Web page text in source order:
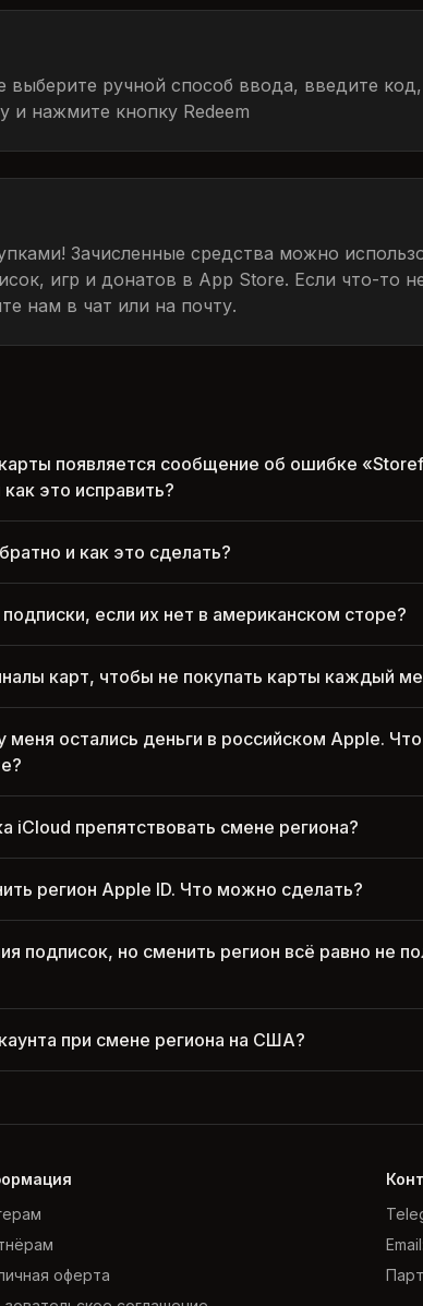
выберите ручной способ ввода, введите
и нажмите кнопку Redeem
Зачисленные средства можно
игр и донатов в App Store. Если что-то
нам в чат или на почту.
появляется сообщение об ошибке
это исправить?
и как это сделать?
если их нет в американском сторе?
карт, чтобы не покупать карты каждый
остались деньги в российском Apple.
iCloud препятствовать смене региона?
регион Apple ID. Что можно сделать?
подписок, но сменить регион всё равно не
при смене региона на США?
оферта